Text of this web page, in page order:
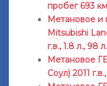
пробег 693 км
Метановое и
Mitsubishi
г.в., 1.8 л., 98
Метановое
Соул) 2011